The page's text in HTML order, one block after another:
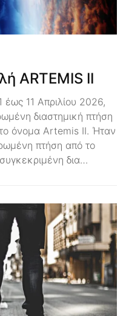
ARTEMIS II
έως 11 Απριλίου 2026,
διαστημική πτήση
όνομα Artemis II. Ήταν
πτήση από το
δια…